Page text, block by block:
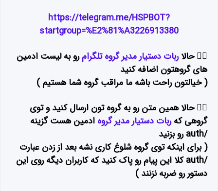
https://telegram.me/HSPBOT?
startgroup=%E2%81%A3226913380
۲⃣ حالا
ربات دستیار مدیر گروه تلگرامرو به لیست ادمین
های گروهتون اضافه کنید
( خیالتون راحت باشه ما مراقب گروه شما هستیم )
۳⃣ حالا همین متن رو به گروه تون ارسال کنید و توی
گروهی کهربات دستیار مدیر گروه ادمین هست گزینه
/auth رو بزنید
( برای اینکه توی گروه شلوغ کاری نشه بعد از زدن عبارت
/auth کلا این پیام رو پاک کنید که کاربران دیگه روی این
دستور رو ضربه نزنند )